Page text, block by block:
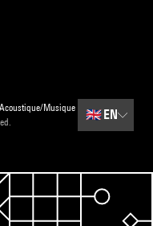
Musique
🇬🇧 EN